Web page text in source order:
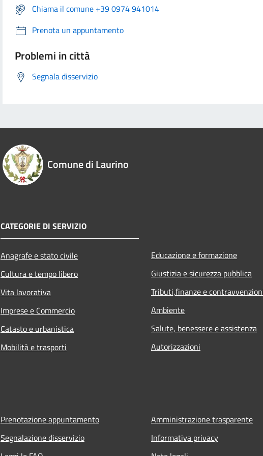
Chiama il comune +39 0974 941014
Prenota un appuntamento
Problemi in città
Segnala disservizio
Comune di Laurino
CATEGORIE DI SERVIZIO
Anagrafe e stato civile
Cultura e tempo libero
Vita lavorativa
Imprese e Commercio
Catasto e urbanistica
Mobilità e trasporti
Educazione e formazione
Giustizia e sicurezza pubblica
Tributi,finanze e
Ambiente
Salute, benessere e assistenza
Autorizzazioni
Prenotazione appuntamento
Segnalazione disservizio
Amministrazione trasparente
Informativa privacy